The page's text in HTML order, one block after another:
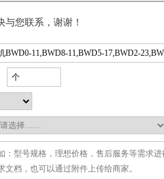
您联系，谢谢！